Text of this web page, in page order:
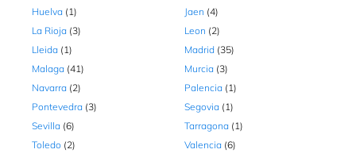
CASCAIS SHOPPING
Centro Comercial Cascais Shopping
Estrada Nacional 9, Alcabideche - Cascai,
Lisboa, 2645-543, Portugal
Aberto S - Dom: 10:00 - 23:00 Como chegar
Huelva (1) Jaen (4)
La Rioja (3) Leon (2)
Lleida (1) Madrid (35)
Malaga (41) Murcia (3)
Navarra (2) Palencia (1)
Pontevedra (3) Segovia (1)
Sevilla (6) Tarragona (1)
Toledo (2) Valencia (6)